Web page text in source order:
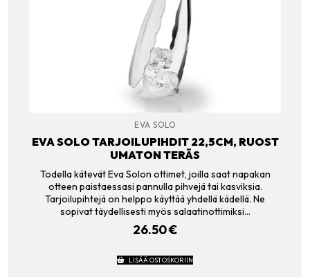
EVA SOLO
EVA SOLO TARJOILUPIHDIT 22,5CM, RUOST
UMATON TERÄS
Todella kätevät Eva Solon ottimet, joilla saat napakan
otteen paistaessasi pannulla pihvejä tai kasviksia.
Tarjoilupihtejä on helppo käyttää yhdellä kädellä. Ne
sopivat täydellisesti myös salaatinottimiksi…
26.50€
LISÄÄ OSTOSKORIIN